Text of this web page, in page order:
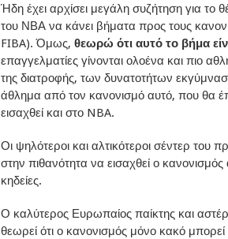
Ήδη έχει αρχίσει μεγάλη συζήτηση για το
του ΝΒΑ να κάνει βήματα προς τους
FIBA). Όμως, θεωρώ ότι αυτό το βήμα
επαγγελματίες γίνονται ολοένα και πιο
της διατροφής, των δυνατοτήτων
άθλημα από τον κανονισμό αυτό, που θα
εισαχθεί και στο NBA.
Οι ψηλότεροι και αλτικότεροι σέντερ του
στην πιθανότητα να εισαχθεί ο
κηδείες.
Ο καλύτερος Ευρωπαίος παίκτης και
θεωρεί ότι ο κανονισμός μόνο κακό